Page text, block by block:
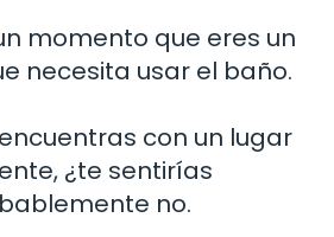
momento que eres un
necesita usar el baño.
con un lugar
¿te sentirías
no.